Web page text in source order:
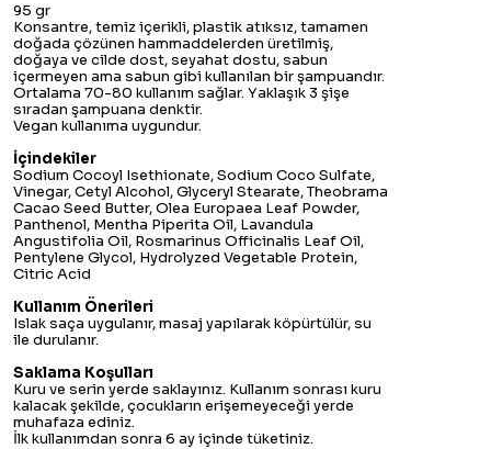
95 gr
Konsantre, temiz içerikli, plastik atıksız, tamamen
doğada çözünen hammaddelerden üretilmiş,
doğaya ve cilde dost, seyahat dostu, sabun
içermeyen ama sabun gibi kullanılan bir şampuandır.
Ortalama 70-80 kullanım sağlar. Yaklaşık 3 şişe
sıradan şampuana denktir.
Vegan kullanıma uygundur.
İçindekiler
Sodium Cocoyl Isethionate, Sodium Coco Sulfate,
Vinegar, Cetyl Alcohol, Glyceryl Stearate, Theobrama
Cacao Seed Butter, Olea Europaea Leaf Powder,
Panthenol, Mentha Piperita Oil, Lavandula
Angustifolia Oil, Rosmarinus Officinalis Leaf Oil,
Pentylene Glycol, Hydrolyzed Vegetable Protein,
Citric Acid
Kullanım Önerileri
Islak saça uygulanır, masaj yapılarak köpürtülür, su
ile durulanır.
Saklama Koşulları
Kuru ve serin yerde saklayınız. Kullanım sonrası kuru
kalacak şekilde, çocukların erişemeyeceği yerde
muhafaza ediniz.
İlk kullanımdan sonra 6 ay içinde tüketiniz.